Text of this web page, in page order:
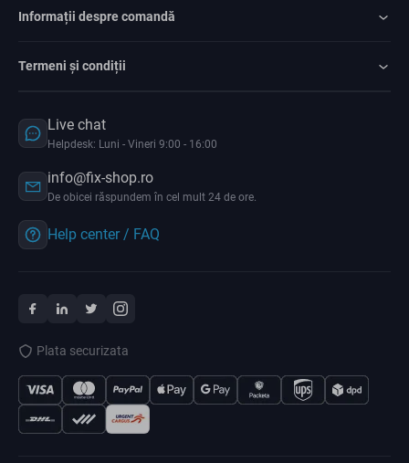
Informații despre comandă
Termeni și condiții
Live chat
Helpdesk: Luni - Vineri 9:00 - 16:00
info@fix-shop.ro
De obicei răspundem în cel mult 24 de ore.
Help center / FAQ
Plata securizata